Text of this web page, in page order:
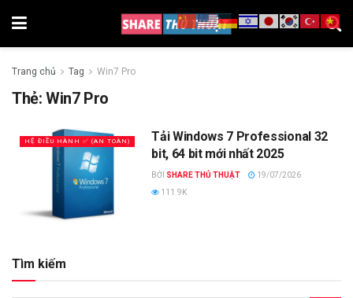
Trang chủ Tag Win7 Pro
Thẻ:Win7 Pro
HỆ ĐIỀU HÀNH ✅ (AN TOÀN)
Tải Windows 7 Professional 32
bit, 64 bit mới nhất 2025
BỞI SHARE THỦ THUẬT
19/07/2026
111.9K
Tìm kiếm